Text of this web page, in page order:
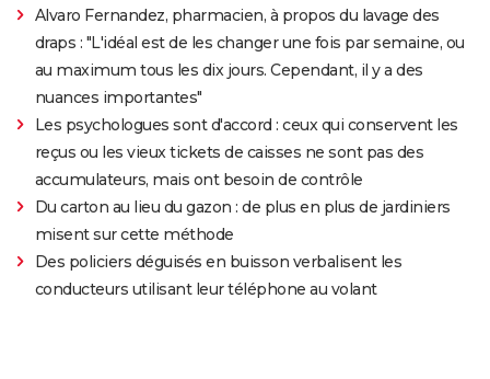
Alvaro Fernandez, pharmacien, à propos du lavage des
draps : "L'idéal est de les changer une fois par semaine, ou
au maximum tous les dix jours. Cependant, il y a des
nuances importantes"
Les psychologues sont d'accord : ceux qui conservent les
reçus ou les vieux tickets de caisses ne sont pas des
accumulateurs, mais ont besoin de contrôle
Du carton au lieu du gazon : de plus en plus de jardiniers
misent sur cette méthode
Des policiers déguisés en buisson verbalisent les
conducteurs utilisant leur téléphone au volant